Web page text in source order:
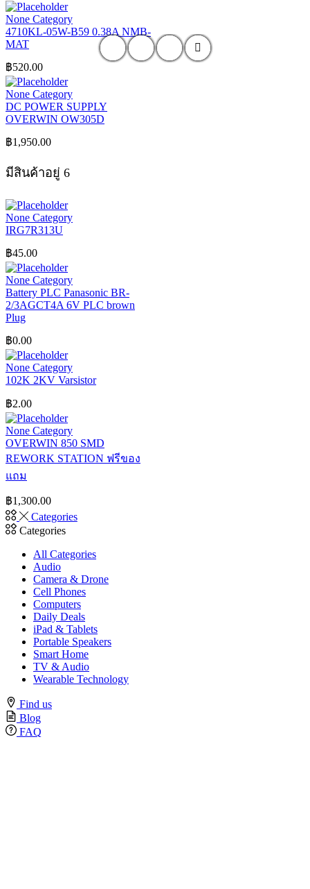
None Category
4710KL-05W-B59 0.38A NMB-
MAT
฿520.00
None Category
DC POWER SUPPLY
OVERWIN OW305D
฿1,950.00
มีสินค้าอยู่ 6
None Category
IRG7R313U
฿45.00
None Category
Battery PLC Panasonic BR-
2/3AGCT4A 6V PLC brown
Plug
฿0.00
None Category
102K 2KV Varsistor
฿2.00
None Category
OVERWIN 850 SMD
REWORK STATION ฟรีของ
แถม
฿1,300.00
Categories
Categories
All Categories
Audio
Camera & Drone
Cell Phones
Computers
Daily Deals
iPad & Tablets
Portable Speakers
Smart Home
TV & Audio
Wearable Technology
Find us
Blog
FAQ